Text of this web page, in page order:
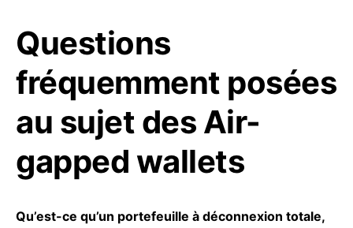
Questions
fréquemment posées
au sujet des Air-
gapped wallets
Qu’est-ce qu’un portefeuille à déconnexion totale,